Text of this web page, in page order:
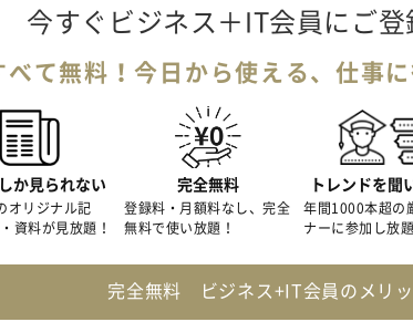
今すぐビジネス＋IT会員にご登
べて無料！今日から使える、仕事
か見られない
オリジナル記
資料が見放題！
完全無料
登録料・月額料なし、完全
無料で使い放題！
トレンドを聞
年間1000本超の
ナーに参加し放題
完全無料 ビジネス+IT会員のメリ